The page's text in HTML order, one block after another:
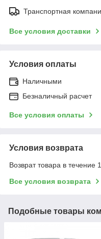
Транспортная
Все условия доставки
Условия оплаты
Наличными
Безналичный расчет
Все условия оплаты
Условия возврата
Возврат товара в течение
Все условия возврата
Подобные товары